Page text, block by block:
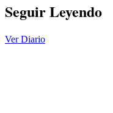
Seguir Leyendo
Ver Diario